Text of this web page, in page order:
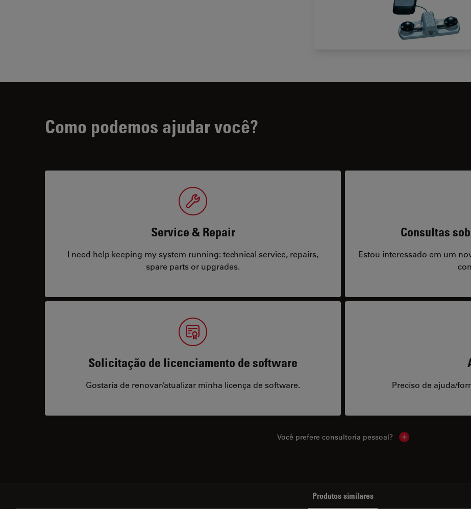
Como podemos ajudar você?
Service & Repair
I need help keeping my system running: technical service, repairs,
spare parts or upgrades.
Consultas
Estou interessado em um
Solicitação de licenciamento de software
Gostaria de renovar/atualizar minha licença de software. Preciso de ajuda/
Você prefere consultoria pessoal? Show local contacts
Produtos similares